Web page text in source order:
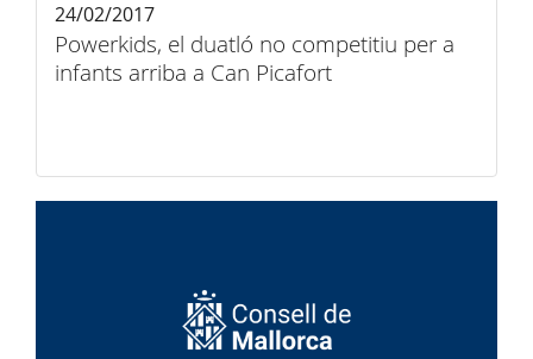
Powerkids, el duatló no competitiu per a
infants arriba a Can Picafort
24/02/2017